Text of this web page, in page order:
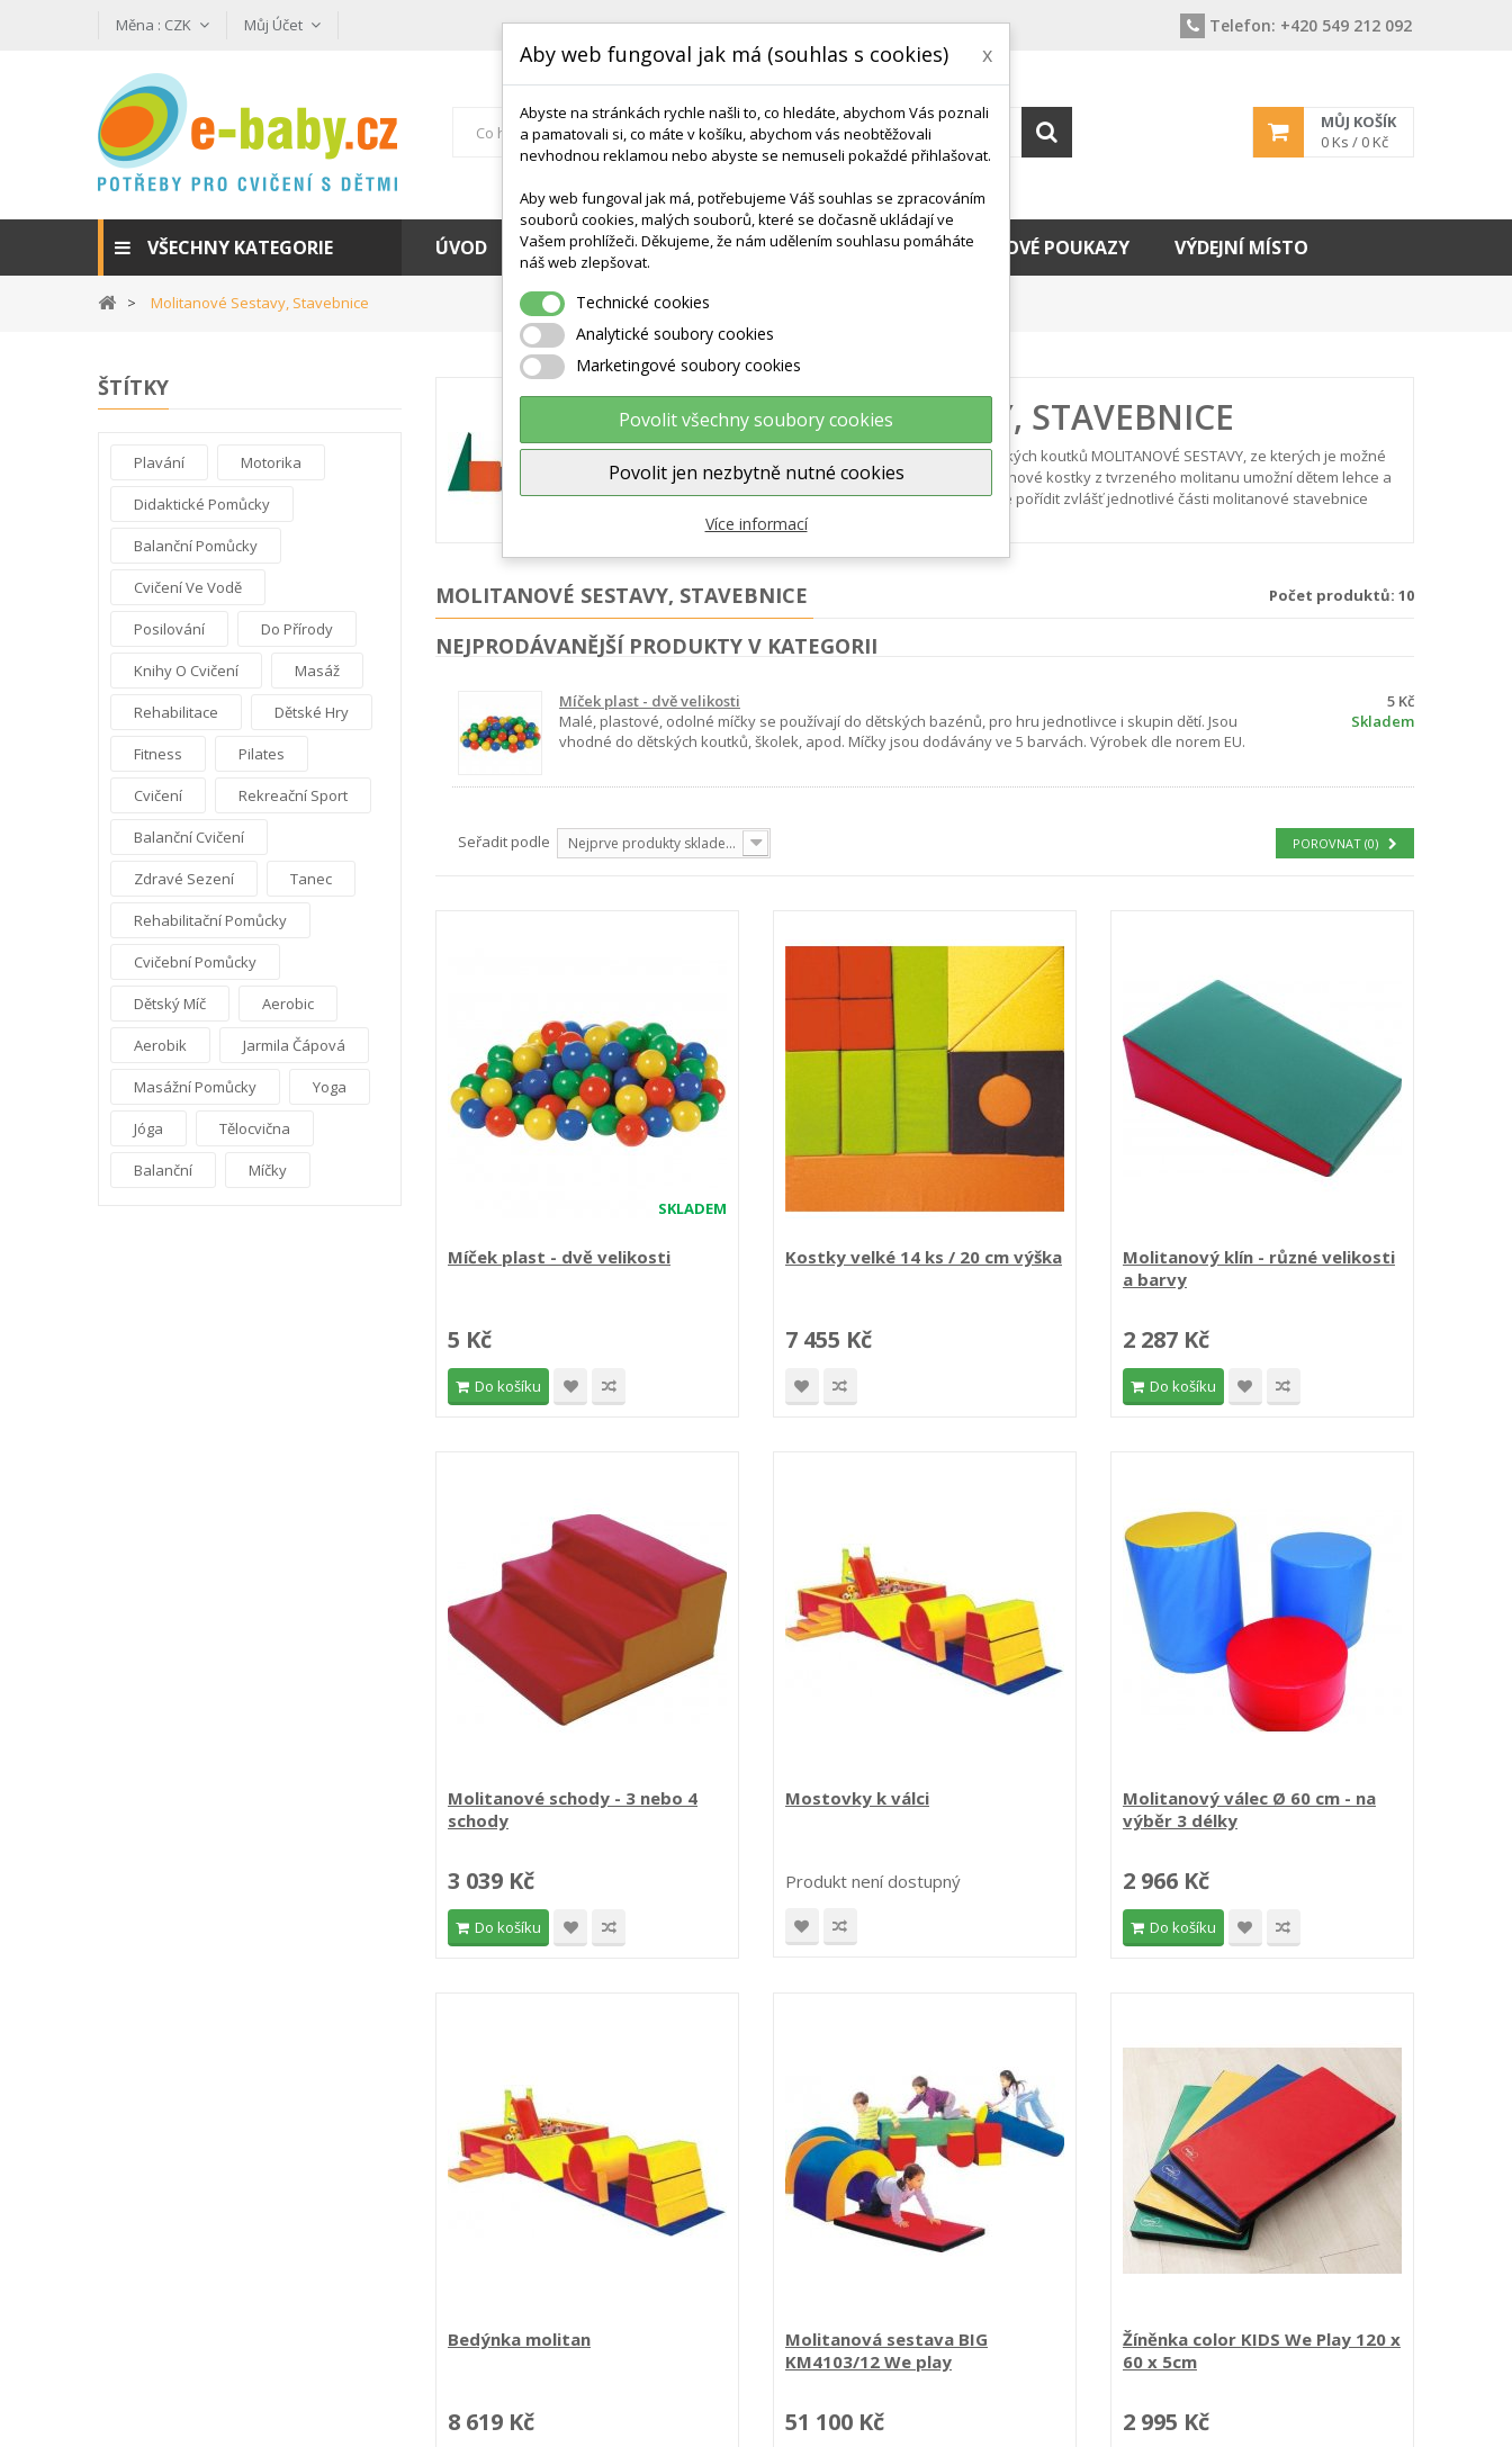
Měna : CZK Můj Účet Telefon: +420 549 212 092
MŮJ KOŠÍK
0 Ks / 0 Kč
VŠECHNY KATEGORIE ÚVOD KONTAKT DODÁNÍ A TERMÍNY CZ & SK DÁRKOVÉ POUKAZY VÝDEJNÍ MÍSTO
Molitanové Sestavy, Stavebnice
ŠTÍTKY
Plavání Motorika
Didaktické Pomůcky
Balanční Pomůcky
Cvičení Ve Vodě
Posilování Do Přírody
Knihy O Cvičení Masáž
Rehabilitace Dětské Hry
Fitness Pilates
Cvičení Rekreační Sport
Balanční Cvičení
Zdravé Sezení Tanec
Rehabilitační Pomůcky
Cvičební Pomůcky
Dětský Míč Aerobic
Aerobik Jarmila Čápová
Masážní Pomůcky Yoga
Jóga Tělocvična
Balanční Míčky
MOLITANOVÉ SESTAVY, STAVEBNICE
Tato kategorie nabízí oblíbené vybavení školek a dětských koutků MOLITANOVÉ SESTAVY, ze kterých je možné
skládat například překážkové dráhy. Tyto velké molitanové kostky z tvrzeného molitanu umožní dětem lehce a
bezpečně realizovat jejich roztodivné stavby. Je možné pořídit zvlášť jednotlivé části molitanové stavebnice
nebo celé sady. Molitanová...
MOLITANOVÉ SESTAVY, STAVEBNICE Počet produktů: 10
NEJPRODÁVANĚJŠÍ PRODUKTY V KATEGORII
Míček plast - dvě velikosti
Malé, plastové, odolné míčky se používají do dětských bazénů, pro hru jednotlivce i skupin dětí. Jsou
vhodné do dětských koutků, školek, apod. Míčky jsou dodávány ve 5 barvách. Výrobek dle norem EU.
5 Kč
Skladem
POROVNAT (0)
Seřadit podle Nejprve produkty skladem
SKLADEM
Míček plast - dvě velikosti
5 Kč
Do košíku
Kostky velké 14 ks / 20 cm výška
7 455 Kč
Molitanový klín - různé velikosti
a barvy
2 287 Kč
Do košíku
Molitanové schody - 3 nebo 4
schody
3 039 Kč
Do košíku
Mostovky k válci
Produkt není dostupný
Molitanový válec Ø 60 cm - na
výběr 3 délky
2 966 Kč
Do košíku
Bedýnka molitan
8 619 Kč
Molitanová sestava BIG
KM4103/12 We play
51 100 Kč
Žíněnka color KIDS We Play 120 x
60 x 5cm
2 995 Kč
Aby web fungoval jak má (souhlas s cookies) x
Abyste na stránkách rychle našli to, co hledáte, abychom Vás poznali
a pamatovali si, co máte v košíku, abychom vás neobtěžovali
nevhodnou reklamou nebo abyste se nemuseli pokaždé přihlašovat.
Aby web fungoval jak má, potřebujeme Váš souhlas se zpracováním
souborů cookies, malých souborů, které se dočasně ukládají ve
Vašem prohlížeči. Děkujeme, že nám udělením souhlasu pomáháte
náš web zlepšovat.
Technické cookies
Analytické soubory cookies
Marketingové soubory cookies
Povolit všechny soubory cookies
Povolit jen nezbytně nutné cookies
Více informací